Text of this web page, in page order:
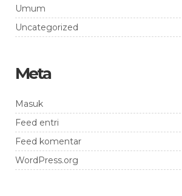
Umum
Uncategorized
Meta
Masuk
Feed entri
Feed komentar
WordPress.org